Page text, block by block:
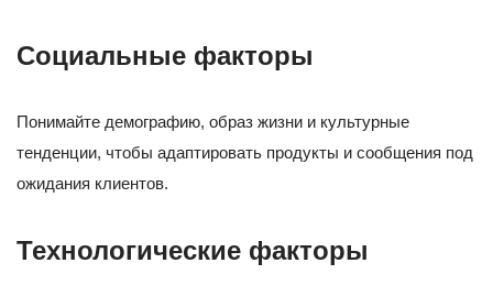
Социальные факторы
Понимайте демографию, образ жизни и культурные
тенденции, чтобы адаптировать продукты и сообщения под
ожидания клиентов.
Технологические факторы